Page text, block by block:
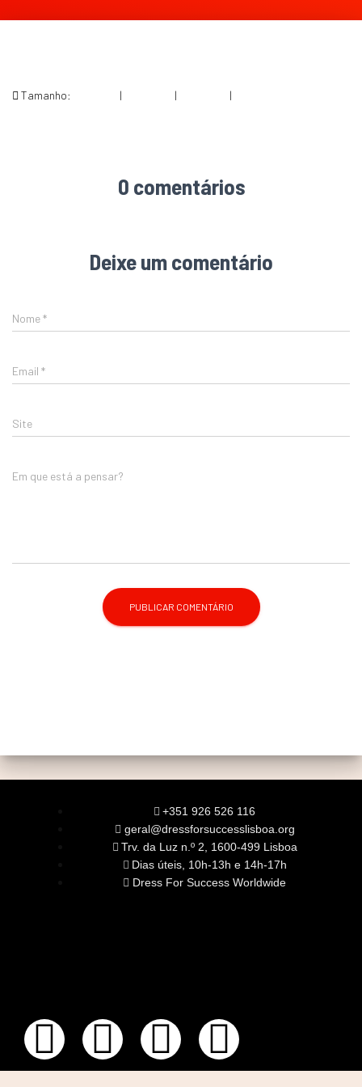
Tamanho: | | |
0 comentários
Deixe um comentário
Nome*
Email *
Site
Em que está a pensar?
+351 926 526 116
geral@dressforsuccesslisboa.org
Trv. da Luz n.º 2, 1600-499 Lisboa
Dias úteis, 10h-13h e 14h-17h
Dress For Success Worldwide